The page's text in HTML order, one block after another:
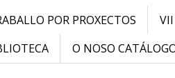
POR PROXECTOS
O NOSO